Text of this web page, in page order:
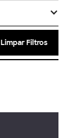
Limpar Filtros